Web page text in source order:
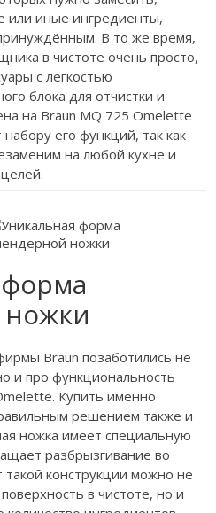
или иные ингредиенты,
В то же время,
в чистоте очень просто,
с легкостью
блока для отчистки и
на Braun MQ 725 Omelette
его функций, так как
на любой кухне и
Braun позаботились не
и про функциональность
Купить именно
решением также и
ножка имеет специальную
разбрызгивание во
такой конструкции можно не
в чистоте, но и